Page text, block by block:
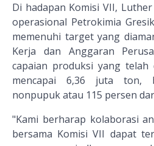
Di hadapan Komisi VII,
operasional Petrokimia
memenuhi target yang
Kerja dan Anggaran
capaian produksi yang telah
mencapai 6,36 juta ton,
nonpupuk atau 115 persen
"Kami berharap kolaborasi
bersama Komisi VII dapat